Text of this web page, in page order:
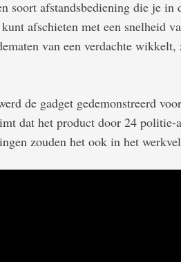
soort afstandsbediening die je in
afschieten met een snelheid
van een verdachte
de gadget gedemonstreerd
dat het product door 24
zouden het ook in het